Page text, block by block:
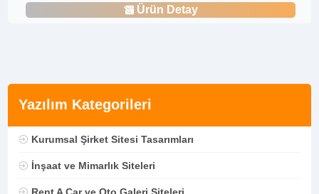
Yazılım Kategorileri
Kurumsal Şirket Sitesi Tasarımları
İnşaat ve Mimarlık Siteleri
Rent A Car ve Oto Galeri Siteleri
Ürün Detay